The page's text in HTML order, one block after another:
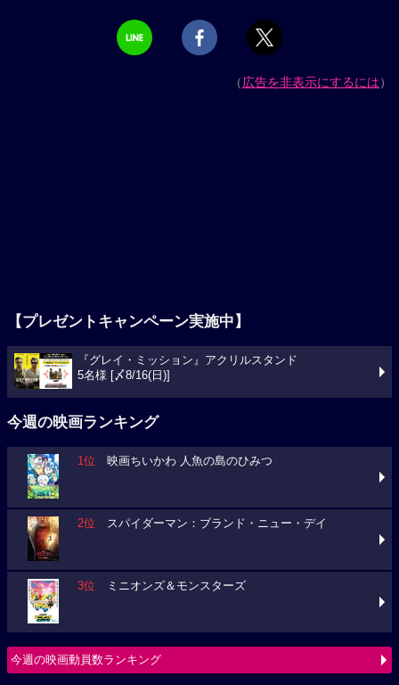
（広告を非表示にするには）
【プレゼントキャンペーン実施中】
『グレイ・ミッション』アクリルスタンド
5名様 [〆8/16(日)]
今週の映画ランキング
1位 映画ちいかわ 人魚の島のひみつ
2位 スパイダーマン：ブランド・ニュー・デイ
3位 ミニオンズ＆モンスターズ
今週の映画動員数ランキング